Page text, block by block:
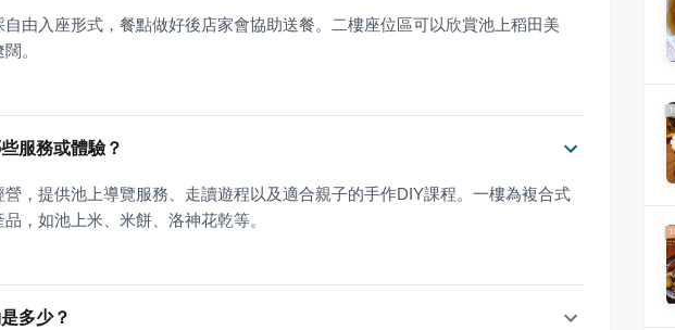
由入座形式，餐點做好後店家會協助送餐。二樓座位區可以欣賞池上稻田美
。
服務或體驗？
，提供池上導覽服務、走讀遊程以及適合親子的手作DIY課程。一樓為複合式
，如池上米、米餅、洛神花乾等。
多少？